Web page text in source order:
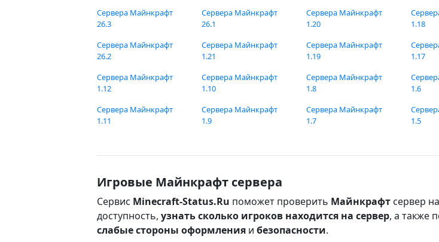
Сервера Майнкрафт
26.3
Сервера Майнкрафт
26.2
Сервера Майнкрафт
26.1
Сервера Майнкрафт
1.21
Сервера Майнкрафт
1.20
Сервера Майнкрафт
1.19
1.18
1.17
Сервера Майнкрафт
1.12
Сервера Майнкрафт
1.11
Сервера Майнкрафт
1.10
Сервера Майнкрафт
1.9
Сервера Майнкрафт
1.8
Сервера Майнкрафт
1.7
1.6
1.5
Игровые Майнкрафт сервера
Сервис Minecraft-Status.Ru поможет проверить Майнкрафт сервер на
доступность, узнать сколько игроков находится на сервер, а также
слабые стороны оформления и безопасности.